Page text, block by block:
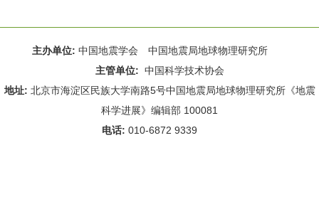
主办单位: 中国地震学会 中国地震局地球物理研究所
主管单位: 中国科学技术协会
地址: 北京市海淀区民族大学南路5号中国地震局地球物理研究所《地震
科学进展》编辑部 100081
电话: 010-6872 9339